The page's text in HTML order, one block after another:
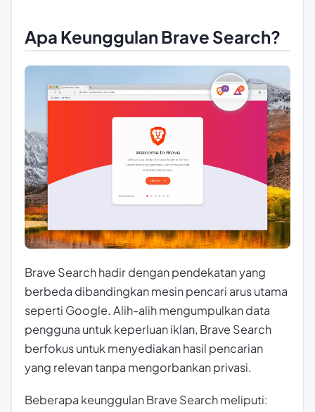
Apa Keunggulan Brave Search?
Brave Search hadir dengan pendekatan yang
berbeda dibandingkan mesin pencari arus utama
seperti Google. Alih-alih mengumpulkan data
pengguna untuk keperluan iklan, Brave Search
berfokus untuk menyediakan hasil pencarian
yang relevan tanpa mengorbankan privasi.
Beberapa keunggulan Brave Search meliputi: